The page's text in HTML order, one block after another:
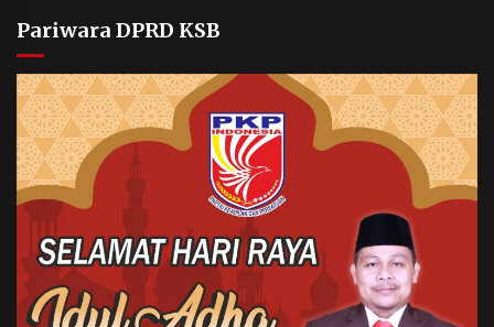
Pariwara DPRD KSB